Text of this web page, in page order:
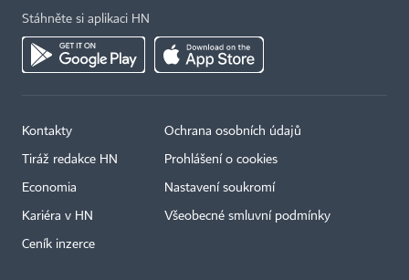
Stáhněte si aplikaci HN
Kontakty
Tiráž redakce HN
Economia
Kariéra v HN
Ceník inzerce
Ochrana osobních údajů
Prohlášení o cookies
Nastavení soukromí
Všeobecné smluvní podmínky